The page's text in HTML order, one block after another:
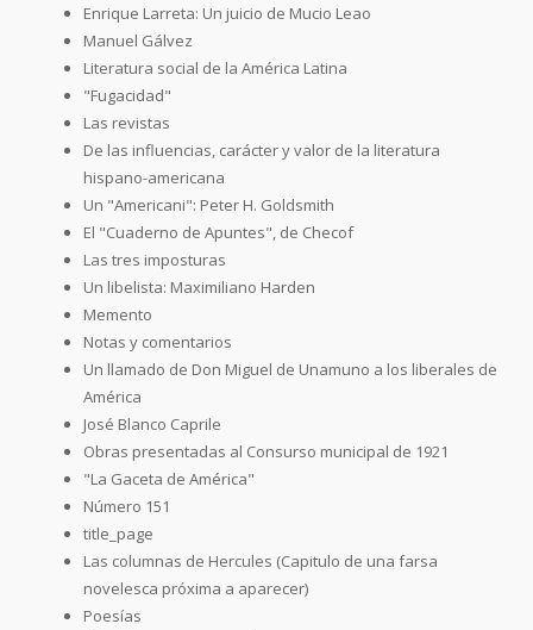
Enrique Larreta: Un juicio de Mucio Leao
Manuel Gálvez
Literatura social de la América Latina
"Fugacidad"
Las revistas
De las influencias, carácter y valor de la literatura
hispano-americana
Un "Americani": Peter H. Goldsmith
El "Cuaderno de Apuntes", de Checof
Las tres imposturas
Un libelista: Maximiliano Harden
Memento
Notas y comentarios
Un llamado de Don Miguel de Unamuno a los liberales de
América
José Blanco Caprile
Obras presentadas al Consurso municipal de 1921
"La Gaceta de América"
Número 151
title_page
Las columnas de Hercules (Capitulo de una farsa
novelesca próxima a aparecer)
Poesías